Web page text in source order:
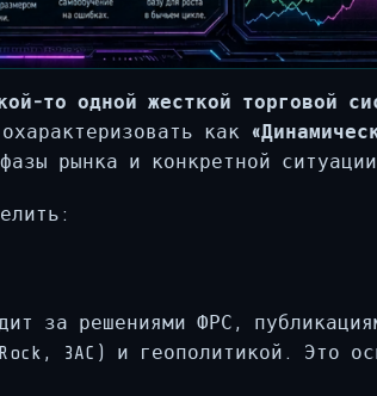
то одной жесткой торговой
как
рынка и конкретной
за решениями ФРС,
3AC) и геополитикой. Это